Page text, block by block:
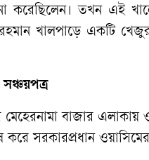
করেছিলেন। তখন এই
খালপাড়ে একটি
বাজার এলাকায়
সরকারপ্রধান ওয়াসিমের